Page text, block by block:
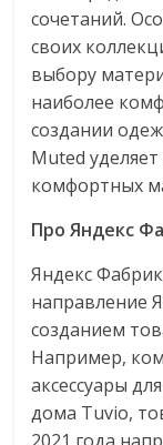
сочетаний.
своих
выбору
наиболее
создании
Muted
комфортных
Про Яндекс
Яндекс
направление
созданием
Например,
аксессуары
дома Tuvio,